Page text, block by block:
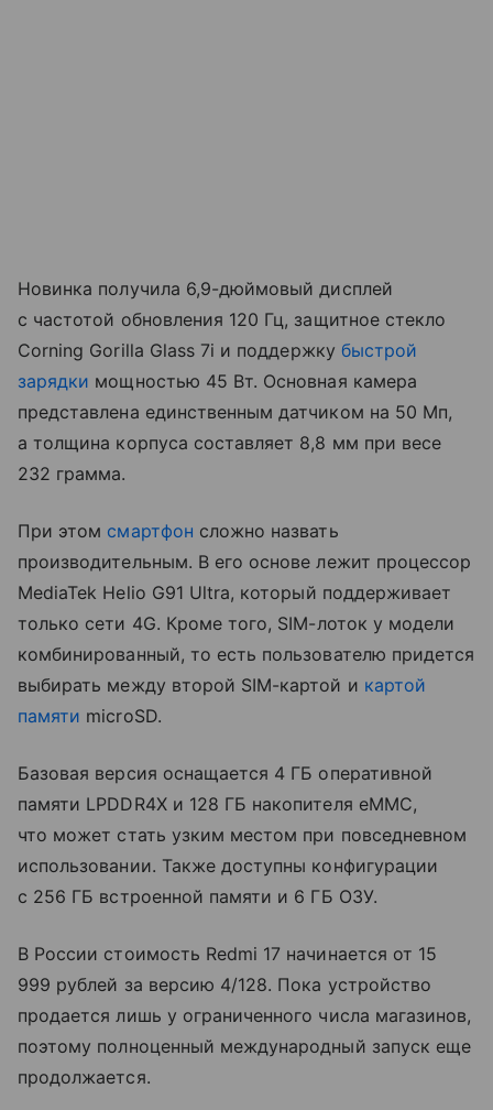
Новинка получила 6,9-дюймовый дисплей
с частотой обновления 120 Гц, защитное стекло
Corning Gorilla Glass 7i и поддержку быстрой
зарядки мощностью 45 Вт. Основная камера
представлена единственным датчиком на 50 Мп,
а толщина корпуса составляет 8,8 мм при весе
232 грамма.
При этом смартфон сложно назвать
производительным. В его основе лежит процессор
MediaTek Helio G91 Ultra, который поддерживает
только сети 4G. Кроме того, SIM-лоток у модели
комбинированный, то есть пользователю придется
выбирать между второй SIM-картой и картой
памяти microSD.
Базовая версия оснащается 4 ГБ оперативной
памяти LPDDR4X и 128 ГБ накопителя eMMC,
что может стать узким местом при повседневном
использовании. Также доступны конфигурации
с 256 ГБ встроенной памяти и 6 ГБ ОЗУ.
В России стоимость Redmi 17 начинается от 15
999 рублей за версию 4/128. Пока устройство
продается лишь у ограниченного числа магазинов,
поэтому полноценный международный запуск еще
продолжается.